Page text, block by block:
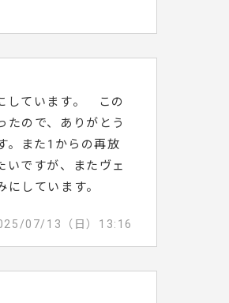
しています。 この
たので、ありがとう
。また1からの再放
いですが、またヴェ
しています。
07/13（日）13:16